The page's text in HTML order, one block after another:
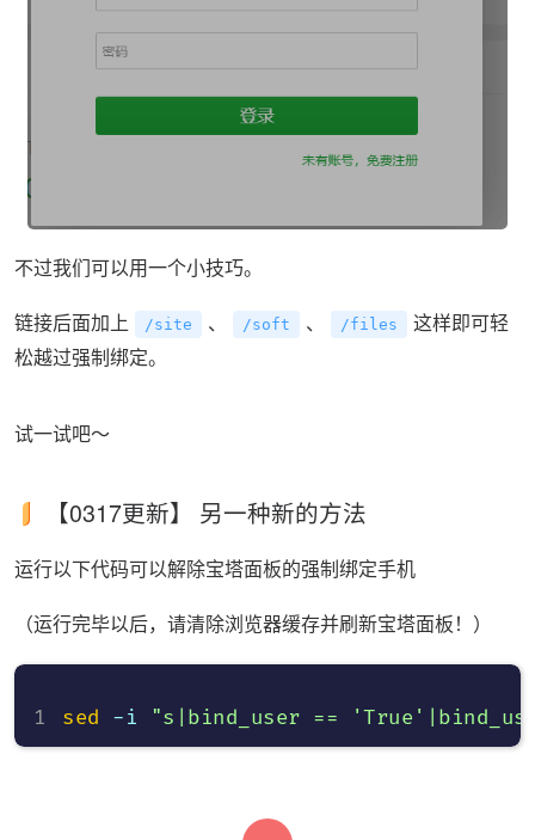
不过我们可以用一个小技巧。
链接后面加上
/site 、 /soft 、 /files
这样即可轻
松越过强制绑定。
试一试吧～
【0317更新】 另一种新的方法
运行以下代码可以解除宝塔面板的强制绑定手机
（运行完毕以后，请清除浏览器缓存并刷新宝塔面板！）
sed -i "s|bind_user ==